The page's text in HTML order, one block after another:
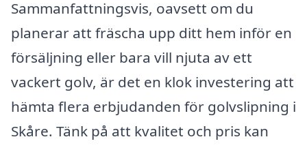
Sammanfattningsvis, oavsett om du
planerar att fräscha upp ditt hem inför en
försäljning eller bara vill njuta av ett
vackert golv, är det en klok investering att
hämta flera erbjudanden för golvslipning i
Skåre. Tänk på att kvalitet och pris kan